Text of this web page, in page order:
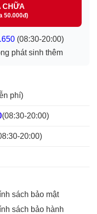
CHỮA
50.000đ)
(08:30-20:00)
phát sinh thêm
phí)
(08:30-20:00)
20:00)
sách bảo mật
sách bảo hành